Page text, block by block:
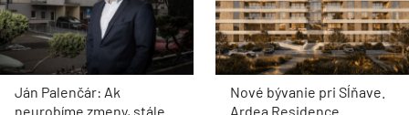
Ján Palenčár: Ak
neurobíme zmeny, stále
Nové bývanie pri Sĺňave.
Ardea Residence